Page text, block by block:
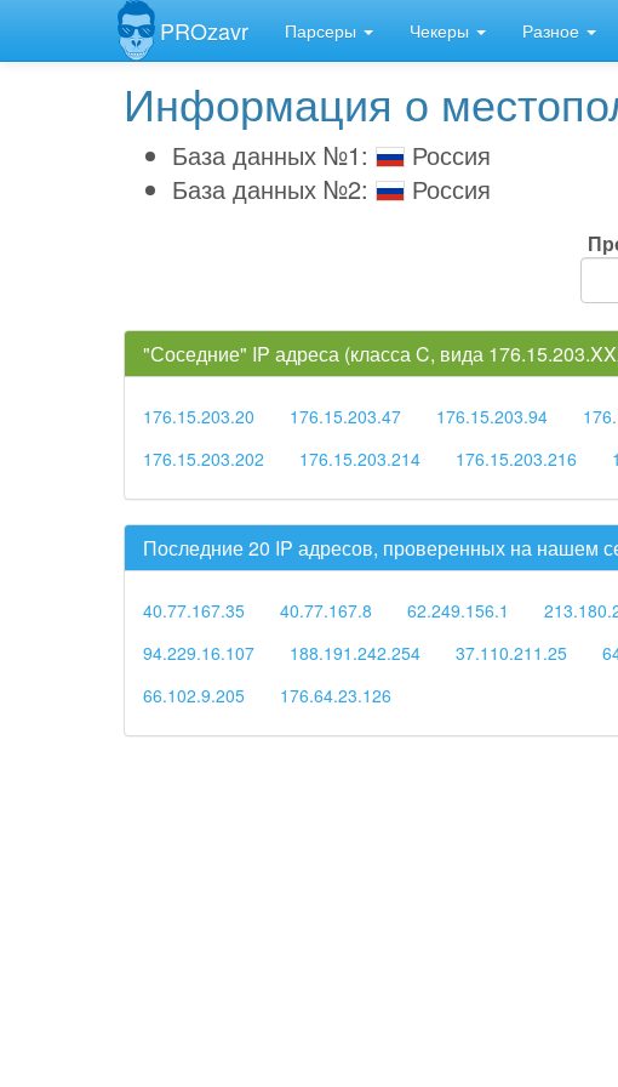
PROzavr Парсеры Чекеры Разное
Информация о
База данных №1:
Россия
База данных №2:
Россия
"Соседние" IP адреса (класса C, вида
176.15.203.20 176.15.203.47 176.15.203.94
176.15.203.202
176.15.203.214 176.15.203.216
Последние 20 IP адресов, проверенных на нашем
40.77.167.35 40.77.167.8 62.249.156.1
94.229.16.107
188.191.242.254 37.110.211.25
66.102.9.205
176.64.23.126